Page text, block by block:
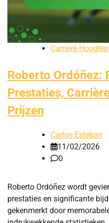
Carrière
Roberto Ordóñez:
Prestaties,
Prijzen
Carlos Esteban
11/02/2026
0
Roberto Ordóñez wordt
prestaties en significante
gekenmerkt door